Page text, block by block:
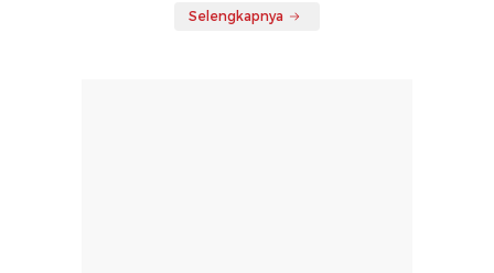
Selengkapnya